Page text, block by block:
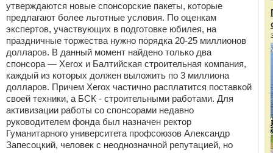
утверждаются новые спонсорские пакеты, которые
предлагают более льготные условия. По оценкам
экспертов, участвующих в подготовке юбилея, на
праздничные торжества нужно порядка 20-25 миллионов
долларов. В данный момент найдено только два
спонсора — Xerox и Балтийская строительная компания,
каждый из которых должен выложить по 3 миллиона
долларов. Причем Xerox частично расплатится поставкой
своей техники, а БСК - строительными работами. Для
активизации работы со спонсорами недавно
руководителем фонда был назначен ректор
Гуманитарного университета профсоюзов Александр
Запесоцкий, человек с неоднозначной репутацией, но